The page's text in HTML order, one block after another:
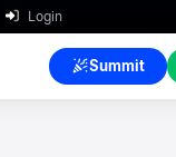
Login
Summit